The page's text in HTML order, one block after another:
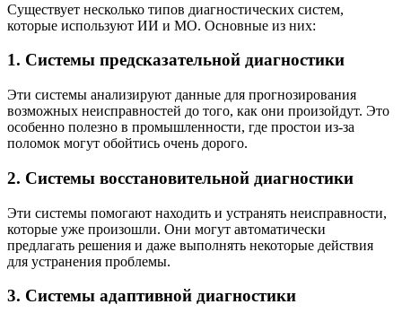
Существует несколько типов диагностических систем,
которые используют ИИ и МО. Основные из них:
1. Системы предсказательной диагностики
Эти системы анализируют данные для прогнозирования
возможных неисправностей до того, как они произойдут. Это
особенно полезно в промышленности, где простои из-за
поломок могут обойтись очень дорого.
2. Системы восстановительной диагностики
Эти системы помогают находить и устранять неисправности,
которые уже произошли. Они могут автоматически
предлагать решения и даже выполнять некоторые действия
для устранения проблемы.
3. Системы адаптивной диагностики